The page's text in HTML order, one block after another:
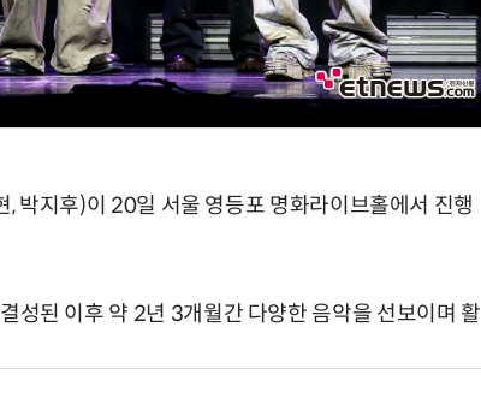
박지후)이 20일 서울 영등포 명화라이브홀에서 진행
성된 이후 약 2년 3개월간 다양한 음악을 선보이며 활